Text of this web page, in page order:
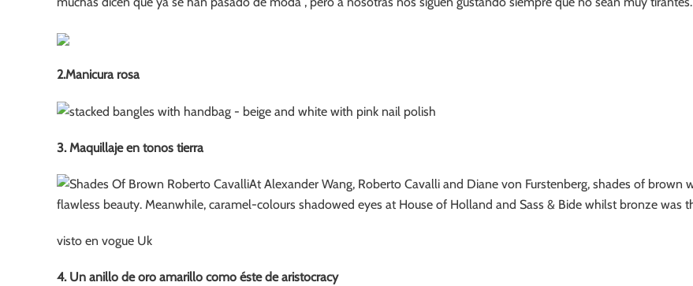
2.Manicura rosa
3. Maquillaje en tonos tierra
visto en vogue Uk
4. Un anillo de oro amarillo como éste de aristocracy